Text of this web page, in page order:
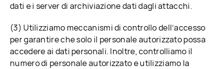
dati e i server di archiviazione dati dagli attacchi.
(3) Utilizziamo meccanismi di controllo dell’accesso
per garantire che solo il personale autorizzato possa
accedere ai dati personali. Inoltre, controlliamo il
numero di personale autorizzato e utilizziamo la